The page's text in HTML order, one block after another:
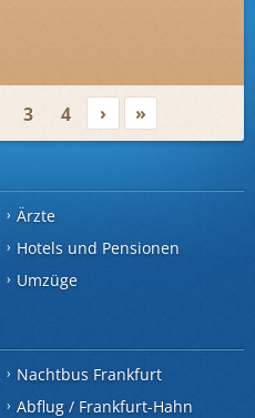
3 4 › »
Ärzte
Hotels und Pensionen
Umzüge
Nachtbus Frankfurt
Abflug / Frankfurt-Hahn